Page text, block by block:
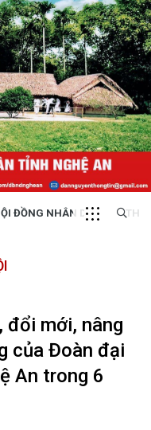
ĐỒNG NHÂN DÂN
đổi mới, nâng
của Đoàn đại
An trong 6